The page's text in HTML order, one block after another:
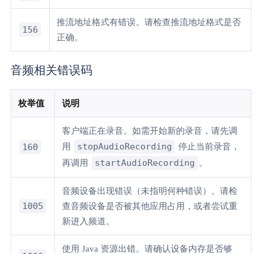
156
推流地址格式有错误。请检查推流地址格式是否
正确。
音频相关错误码
枚举值 说明
160
客户端正在录音。如需开始新的录音，请先调
用
stopAudioRecording
停止当前录音，
再调用
startAudioRecording 。
1005
音频设备出现错误（未指明何种错误）。请检
查音频设备是否被其他应用占用，或者尝试重
新进入频道。
使用 Java 资源出错。请确认设备内存是否够